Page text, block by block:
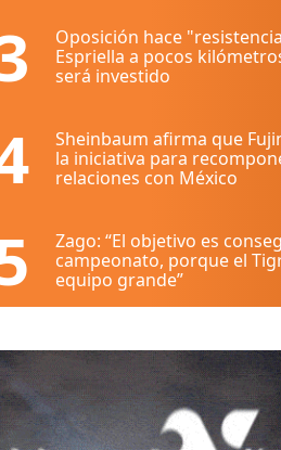
Oposición hace
Espriella a pocos
será investido
Sheinbaum afirma que
la iniciativa para
relaciones con México
Zago: “El objetivo es
campeonato, porque el
equipo grande”